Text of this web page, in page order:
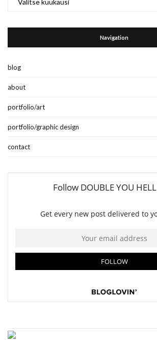
Navigation
blog
about
portfolio/art
portfolio/graphic design
contact